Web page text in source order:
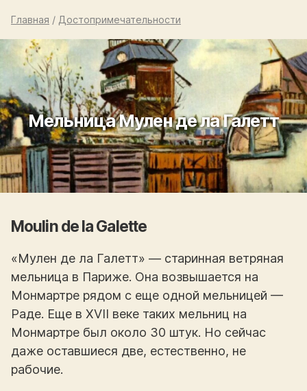
Главная / Достопримечательности
Мельница Мулен де ла Галетт
Moulin de la Galette
«Мулен де ла Галетт» — старинная ветряная
мельница в Париже. Она возвышается на
Монмартре рядом с еще одной мельницей —
Раде. Еще в XVII веке таких мельниц на
Монмартре был около 30 штук. Но сейчас
даже оставшиеся две, естественно, не
рабочие.